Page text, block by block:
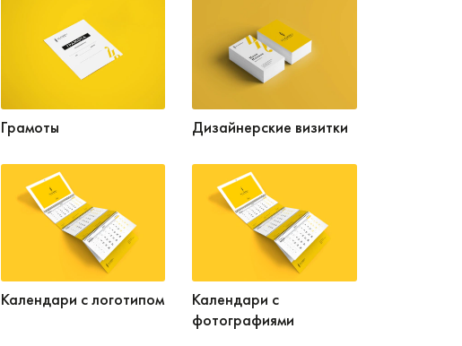
Грамоты Дизайнерские визитки
Календари с логотипом
Календари с
фотографиями